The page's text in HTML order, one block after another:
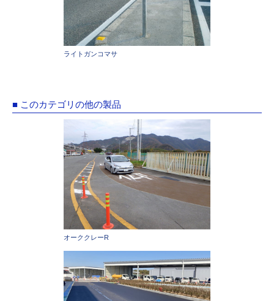
ライトガンコマサ
■ このカテゴリの他の製品
オーククレーR